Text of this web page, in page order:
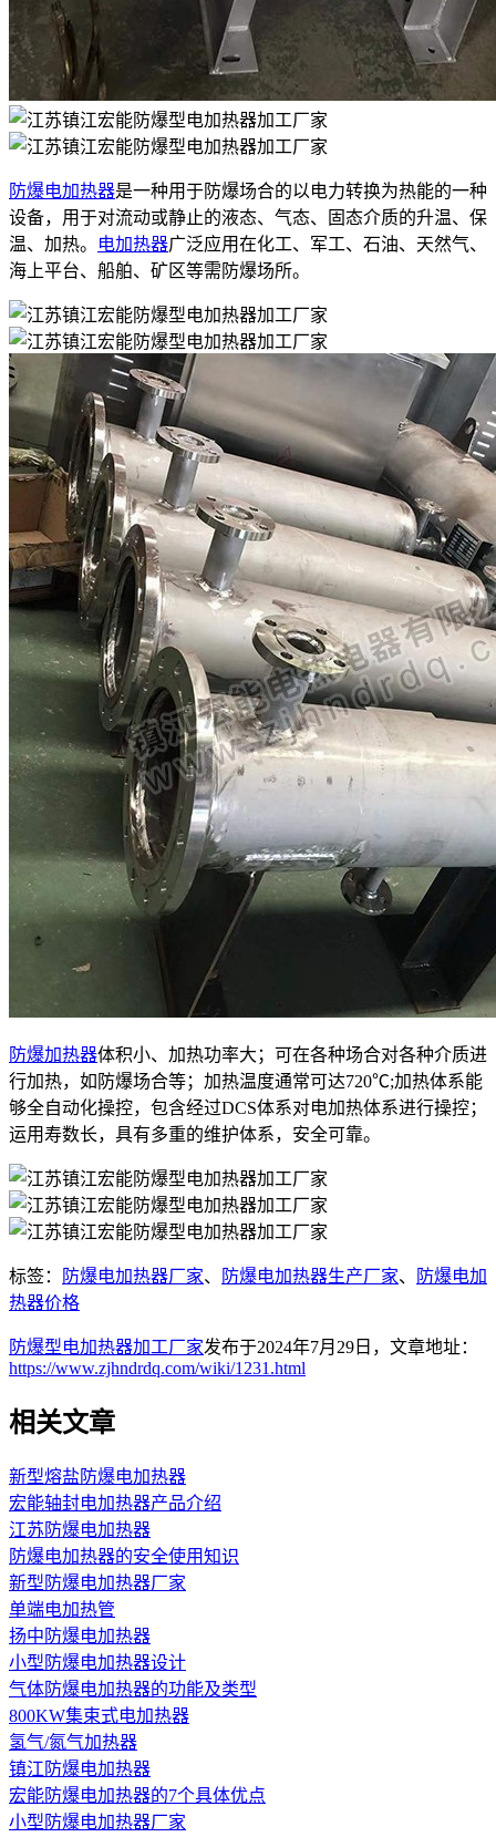
防爆电加热器是一种用于防爆场合的以电力转换为热能的一种
设备，用于对流动或静止的液态、气态、固态介质的升温、保
温、加热。
电加热器广泛应用在化工、军工、石油、天然气、
海上平台、船舶、矿区等需防爆场所。
防爆加热器体积小、加热功率大；可在各种场合对各种介质进
行加热，如防爆场合等；加热温度通常可达720℃;加热体系能
够全自动化操控，包含经过DCS体系对电加热体系进行操控；
运用寿数长，具有多重的维护体系，安全可靠。
标签： 防爆电加热器厂家、 防爆电加热器生产厂家、
防爆电加
热器价格
防爆型电加热器加工厂家发布于2024年7月29日，文章地址：
https://www.zjhndrdq.com/wiki/1231.html
相关文章
新型熔盐防爆电加热器
宏能轴封电加热器​产品介绍
江苏防爆电加热器
防爆电加热器的安全使用知识
新型防爆电加热器厂家
单端电加热管
扬中防爆电加热器
小型防爆电加热器设计
气体防爆电加热器的功能及类型
800KW集束式电加热器
氢气/氮气加热器
镇江防爆电加热器
宏能防爆电加热器的7个具体优点
小型防爆电加热器厂家